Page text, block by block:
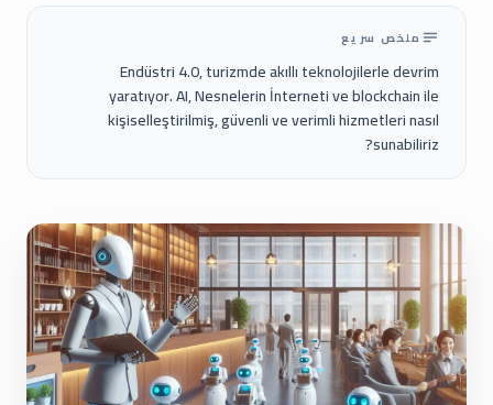
ملخص سريع
Endüstri 4.0, turizmde akıllı teknolojilerle devrim
yaratıyor. AI, Nesnelerin İnterneti ve blockchain ile
kişiselleştirilmiş, güvenli ve verimli hizmetleri nasıl
sunabiliriz?